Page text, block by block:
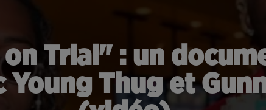
Trial" : un
Young Thug et